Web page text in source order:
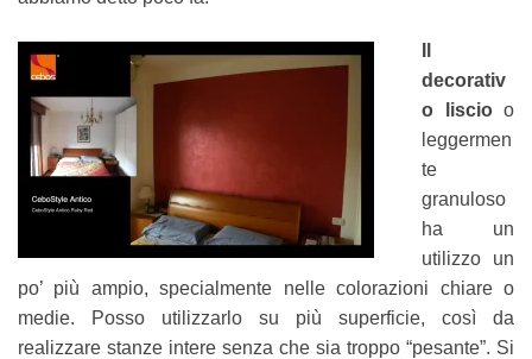
decorativ
o liscioo
leggermen
te
granuloso
ha un
utilizzo un
po’ più ampio, specialmente nelle colorazioni chiare o
medie. Posso utilizzarlo su più superficie, così da
realizzare stanze intere senza che sia troppo “pesante”. Si